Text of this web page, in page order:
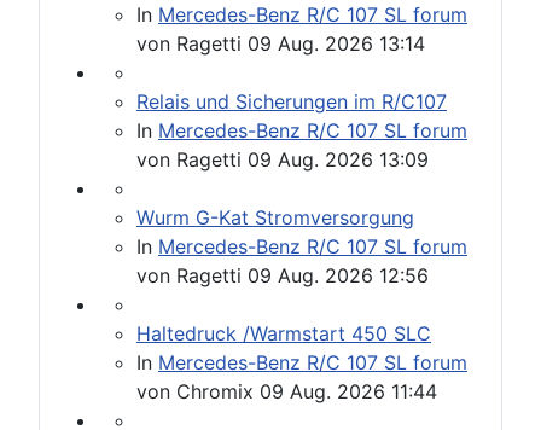
In Mercedes-Benz R/C 107 SL forum
von Ragetti 09 Aug. 2026 13:14
Relais und Sicherungen im R/C107
In Mercedes-Benz R/C 107 SL forum
von Ragetti 09 Aug. 2026 13:09
Wurm G-Kat Stromversorgung
In Mercedes-Benz R/C 107 SL forum
von Ragetti 09 Aug. 2026 12:56
Haltedruck /Warmstart 450 SLC
In Mercedes-Benz R/C 107 SL forum
von Chromix 09 Aug. 2026 11:44